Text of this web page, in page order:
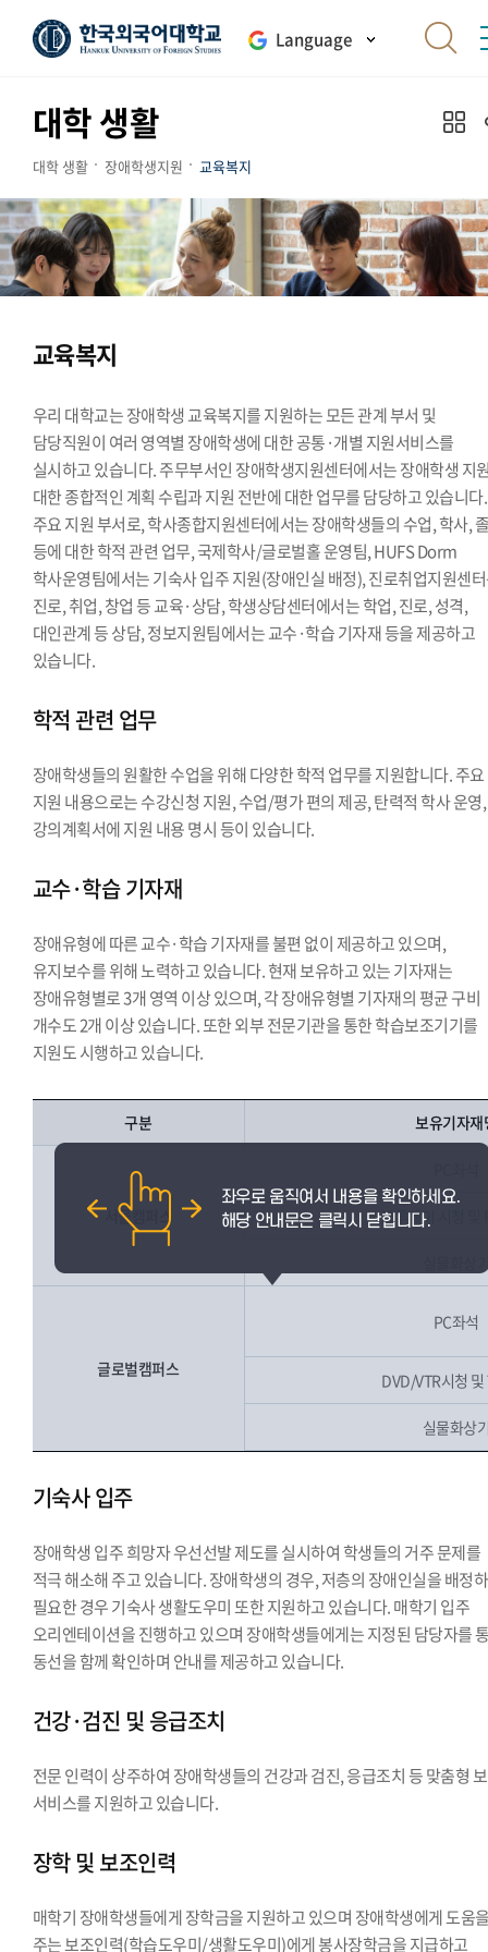
Language
대학 생활
대학 생활 장애학생지원 교육복지
교육복지
우리 대학교는 장애학생 교육복지를 지원하는 모든 관계 부서 및
담당직원이 여러 영역별 장애학생에 대한 공통·개별 지원서비스를
실시하고 있습니다. 주무부서인 장애학생지원센터에서는 장애학생 지
대한 종합적인 계획 수립과 지원 전반에 대한 업무를 담당하고 있습니다.
주요 지원 부서로, 학사종합지원센터에서는 장애학생들의 수업, 학사,
등에 대한 학적 관련 업무, 국제학사/글로벌홀 운영팀, HUFS Dorm
학사운영팀에서는 기숙사 입주 지원(장애인실 배정), 진로취업지원센
진로, 취업, 창업 등 교육·상담, 학생상담센터에서는 학업, 진로, 성격,
대인관계 등 상담, 정보지원팀에서는 교수·학습 기자재 등을 제공하고
있습니다.
학적 관련 업무
장애학생들의 원활한 수업을 위해 다양한 학적 업무를 지원합니다. 주요
지원 내용으로는 수강신청 지원, 수업/평가 편의 제공, 탄력적 학사 운영,
강의계획서에 지원 내용 명시 등이 있습니다.
교수·학습 기자재
장애유형에 따른 교수·학습 기자재를 불편 없이 제공하고 있으며,
유지보수를 위해 노력하고 있습니다. 현재 보유하고 있는 기자재는
장애유형별로 3개 영역 이상 있으며, 각 장애유형별 기자재의 평균 구비
개수도 2개 이상 있습니다. 또한 외부 전문기관을 통한 학습보조기기를
지원도 시행하고 있습니다.
구분 보유기자재
서울캠퍼스 블루레이 시청 및
글로벌캠퍼스
PC좌석
DVD/VTR시청
실물화상
기숙사 입주
장애학생 입주 희망자 우선선발 제도를 실시하여 학생들의 거주 문제를
적극 해소해 주고 있습니다. 장애학생의 경우, 저층의 장애인실을 배정
필요한 경우 기숙사 생활도우미 또한 지원하고 있습니다. 매학기 입주
오리엔테이션을 진행하고 있으며 장애학생들에게는 지정된 담당자를
동선을 함께 확인하며 안내를 제공하고 있습니다.
건강·검진 및 응급조치
전문 인력이 상주하여 장애학생들의 건강과 검진, 응급조치 등 맞춤형
서비스를 지원하고 있습니다.
장학 및 보조인력
매학기 장애학생들에게 장학금을 지원하고 있으며 장애학생에게 도움
주는 보조인력(학습도우미/생활도우미)에게 봉사장학금을 지급하고